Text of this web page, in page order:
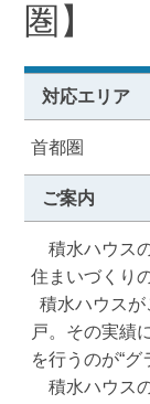
圏】
対応エリア
首都圏
ご案内
積水ハウス
住まいづくり
戸。その実績
を行うのが“グ
積水ハウス